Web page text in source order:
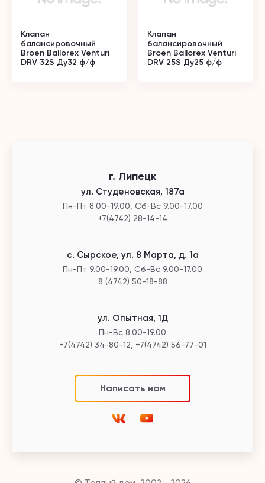
Клапан
балансировочный
Broen Ballorex Venturi
DRV 32S Ду32 ф/ф
Клапан
балансировочный
Broen Ballorex Venturi
DRV 25S Ду25 ф/ф
г. Липецк
ул. Студеновская, 187а
Пн-Пт 8.00-19.00, Сб-Вс 9.00-17.00
+7(4742) 28-14-14
с. Сырское, ул. 8 Марта, д. 1а
Пн-Пт 9.00-19.00, Сб-Вс 9.00-17.00
8 (4742) 50-18-88
ул. Опытная, 1Д
Пн-Вс 8.00-19.00
+7(4742) 34-80-12, +7(4742) 56-77-01
Написать нам